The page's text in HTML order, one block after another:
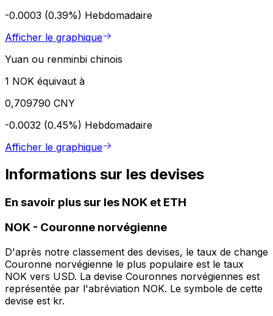
-0.0003 (0.39%) Hebdomadaire
Afficher le graphique
Yuan ou renminbi chinois
1 NOK équivaut à
0,709790 CNY
-0.0032 (0.45%) Hebdomadaire
Afficher le graphique
Informations sur les devises
En savoir plus sur les NOK et ETH
NOK - Couronne norvégienne
D'après notre classement des devises, le taux de change
Couronne norvégienne le plus populaire est le taux
NOK vers USD. La devise Couronnes norvégiennes est
représentée par l'abréviation NOK. Le symbole de cette
devise est kr.